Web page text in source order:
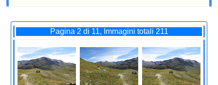
Pagina 2 di 11, Immagini totali 211